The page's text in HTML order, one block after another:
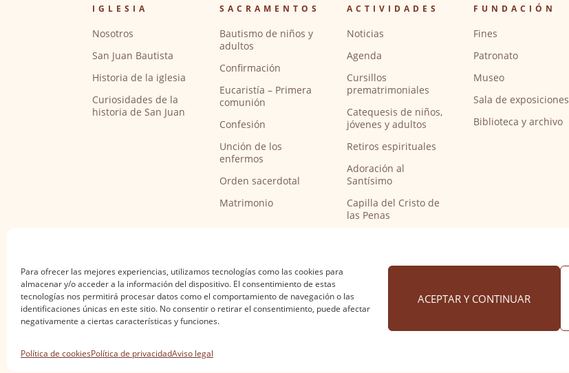
Para ofrecer las mejores experiencias, utilizamos tecnologías como las cookies para
almacenar y/o acceder a la información del dispositivo. El consentimiento de estas
tecnologías nos permitirá procesar datos como el comportamiento de navegación o las
identificaciones únicas en este sitio. No consentir o retirar el consentimiento, puede afectar
negativamente a ciertas características y funciones.
ACEPTAR Y CONTINUAR
Política de cookiesPolítica de privacidadAviso legal
IGLESIA
Nosotros
San Juan Bautista
Historia de la iglesia
Curiosidades de la
historia de San Juan
SACRAMENTOS
Bautismo de niños y
adultos
Confirmación
Eucaristía – Primera
comunión
Confesión
Unción de los
enfermos
Orden sacerdotal
Matrimonio
ACTIVIDADES
Noticias
Agenda
Cursillos
prematrimoniales
Catequesis de niños,
jóvenes y adultos
Retiros espirituales
Adoración al
Santísimo
Capilla del Cristo de
las Penas
peregrinos del
FUNDACIÓN
Fines
Patronato
Museo
Sala de exposiciones
Biblioteca y archivo
Aviso legal· Política de privacidad